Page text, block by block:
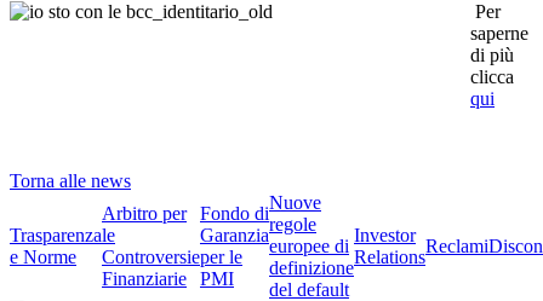
Per
saperne
di più
clicca
qui
Torna alle news
Trasparenza
e Norme
Arbitro per
le
Controversie
Finanziarie
Fondo di
Garanzia
per le
PMI
Nuove
regole
europee di
definizione
del default
Investor
Relations
Reclami